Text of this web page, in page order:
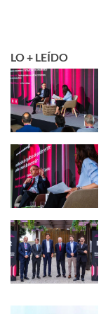
LO + LEÍDO